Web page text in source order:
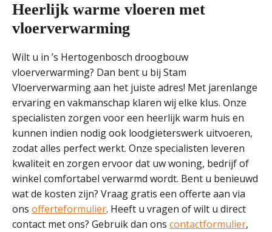
Heerlijk warme vloeren met
vloerverwarming
Wilt u in ’s Hertogenbosch droogbouw
vloerverwarming? Dan bent u bij Stam
Vloerverwarming aan het juiste adres! Met jarenlange
ervaring en vakmanschap klaren wij elke klus. Onze
specialisten zorgen voor een heerlijk warm huis en
kunnen indien nodig ook loodgieterswerk uitvoeren,
zodat alles perfect werkt. Onze specialisten leveren
kwaliteit en zorgen ervoor dat uw woning, bedrijf of
winkel comfortabel verwarmd wordt. Bent u benieuwd
wat de kosten zijn? Vraag gratis een offerte aan via
ons offerteformulier. Heeft u vragen of wilt u direct
contact met ons? Gebruik dan ons contactformulier,